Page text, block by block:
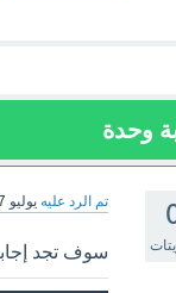
وحدة
تم الرد عليه يوليو 17، 2025
سوف تجد إجابة